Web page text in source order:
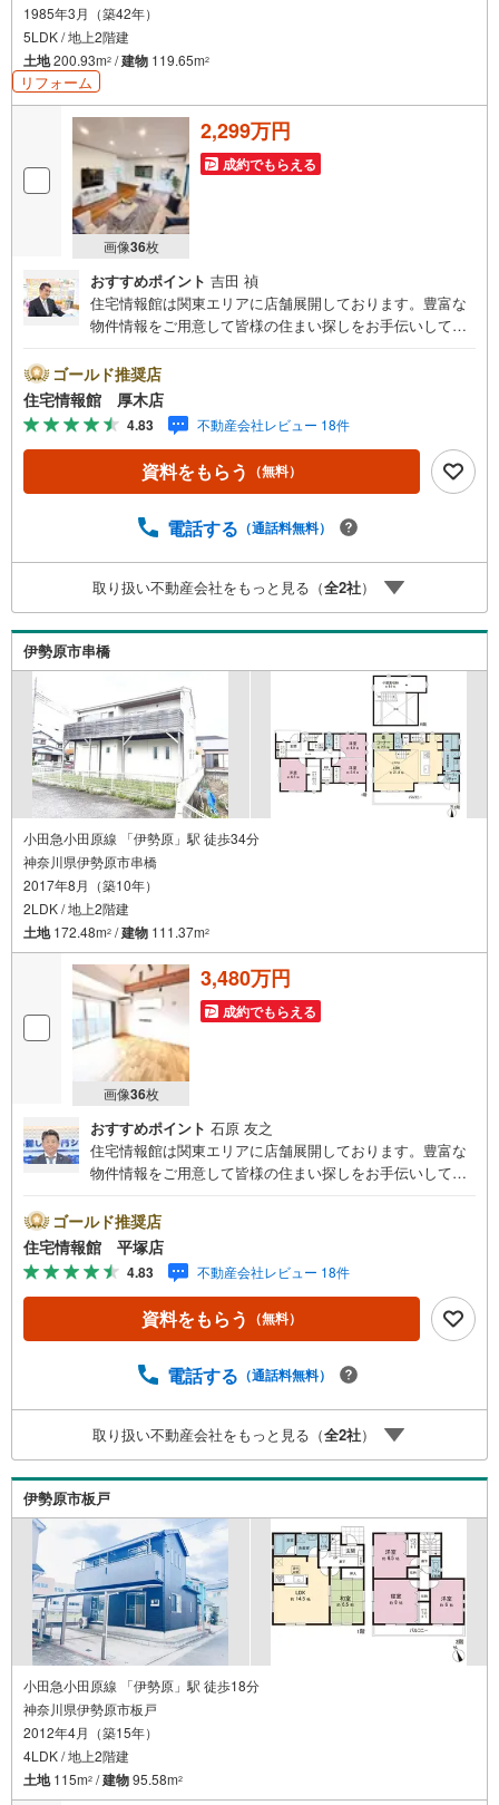
1985年3月（築42年）
5LDK / 地上2階建
土地200.93m2 /建物 119.65m2
リフォーム
画像36枚
2,299万円
成約でもらえる
おすすめポイント 吉田 禎
住宅情報館は関東エリアに店舗展開しております。豊富な
物件情報をご用意して皆様の住まい探しをお手伝いしてお
さい。【営業時間 10:00～19:00 火曜・水曜（祝日の場
合は営業いたします）】「資料請求」「内覧」のお問い合
わせは上記時間内ですとスムーズにご対応が可能です。ス
タッフ一同お客様のお問合せをお待ちしております。【住
宅ローン相談会】開催中無理のない住宅ローンの試算やご
購入の際にかかる諸費用の概算も行っております。しっか
気軽にご相談ください。お客様第一主義をモット-にお引越
実に努めさせて頂きます。住宅情報館にお越し頂けたら、
物件のご紹介だけではなく、お住まいの疑問、不安、お家
の事ならなんでもご相談いただけます。お客様の要望をお
伺いしながら誠心誠意、全力でサポートさせて頂きます。
お客様一人一人に合わせたライフプランのご提案をさせて
いただきます。お気軽にご相談ください。
ゴールド推奨店
住宅情報館 厚木店
4.83 不動産会社レビュー 18件
資料をもらう （無料）
電話する （通話料無料）
取り扱い不動産会社をもっと見る（全2社）
伊勢原市串橋
小田急小田原線 「伊勢原」駅 徒歩34分
神奈川県伊勢原市串橋
2017年8月（築10年）
2LDK / 地上2階建
土地172.48m2 /建物 111.37m2
画像36枚
3,480万円
成約でもらえる
おすすめポイント 石原 友之
住宅情報館は関東エリアに店舗展開しております。豊富な
物件情報をご用意して皆様の住まい探しをお手伝いしてお
さい。住宅ローン相談会も同時開催中無理のない住宅ロー
ンの試算やご購入の際にかかる諸費用の概算も行っており
ます。しっかりとした資金計画のアドバイスをさせて頂き
ますので、お気軽にご相談ください。
ゴールド推奨店
住宅情報館 平塚店
4.83 不動産会社レビュー 18件
資料をもらう （無料）
電話する （通話料無料）
取り扱い不動産会社をもっと見る（全2社）
伊勢原市板戸
小田急小田原線 「伊勢原」駅 徒歩18分
神奈川県伊勢原市板戸
2012年4月（築15年）
4LDK / 地上2階建
土地115m2 /建物95.58m2